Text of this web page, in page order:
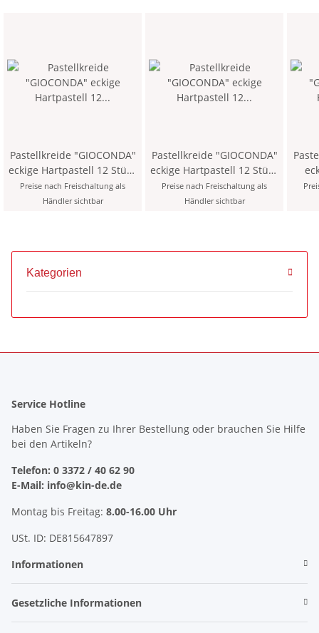
Pastellkreide "GIOCONDA"
eckige Hartpastell 12 Stück
- 101 / Titanium White -
Preise nach Freischaltung als
Händler sichtbar
Pastellkreide "GIOCONDA"
eckige Hartpastell 12 Stück
- 119 / Zinc Yellow -
Preise nach Freischaltung als
Händler sichtbar
Stück -
Kategorien
Service Hotline
Haben Sie Fragen zu Ihrer Bestellung oder brauchen Sie Hilfe
bei den Artikeln?
Telefon: 0 3372 / 40 62 90
E-Mail: info@kin-de.de
Montag bis Freitag: 8.00-16.00 Uhr
USt. ID: DE815647897
Informationen
Gesetzliche Informationen